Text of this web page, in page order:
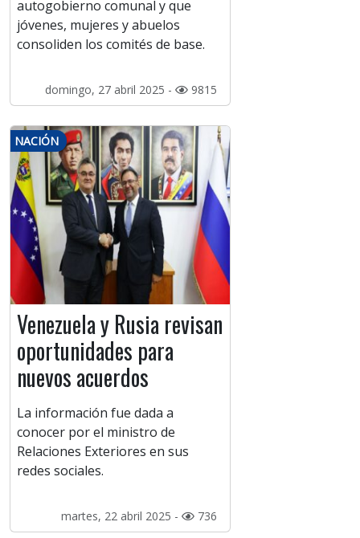
autogobierno comunal y que
jóvenes, mujeres y abuelos
consoliden los comités de base.
domingo, 27 abril 2025 - 9815
NACIÓN
Venezuela y Rusia revisan
oportunidades para
nuevos acuerdos
La información fue dada a
conocer por el ministro de
Relaciones Exteriores en sus
redes sociales.
martes, 22 abril 2025 - 736